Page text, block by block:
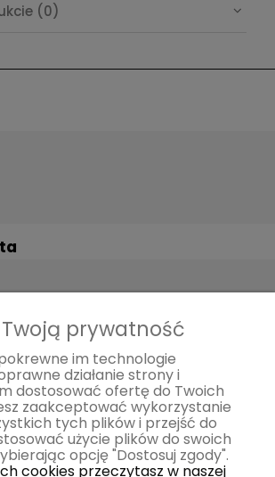
(0)
prywatność
im technologie
działanie strony i
dostosować ofertę do Twoich
zaakceptować wykorzystanie
tych plików i przejść do
użycie plików do swoich
opcję "Dostosuj zgody".
cookies przeczytasz w naszej